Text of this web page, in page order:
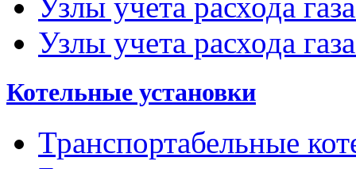
Узлы учета расхода
Котельные установки
Транспортабельные